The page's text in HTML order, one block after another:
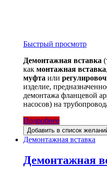
Быстрый просмотр
Демонтажная вставка
как монтажная вставка,
муфта или
изделие,
демонтажа фланцевой
насосов) на
Подробнее
Добавить в список
Демонтажная вставка
Демонтажная